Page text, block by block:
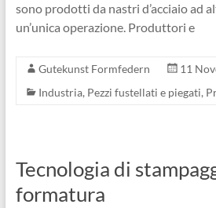
sono prodotti da nastri d’acciaio ad
un’unica operazione. Produttori e
Gutekunst Formfedern
11
Industria, Pezzi fustellati e piegati,
Tecnologia di
formatura